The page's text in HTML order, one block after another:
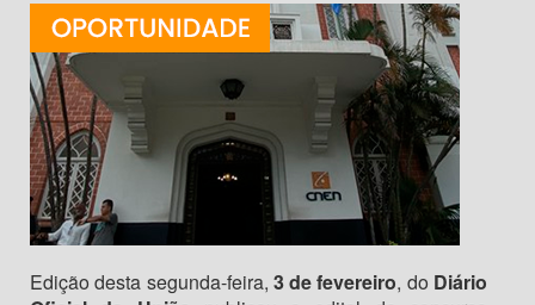
Edição desta segunda-feira, 3 de fevereiro, do Diário